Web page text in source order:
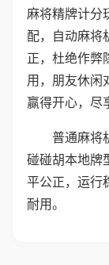
麻将精牌计分
配，自动麻将
正，杜绝作弊
用，朋友休闲
赢得开心，尽
普通麻将
碰碰胡本地牌
平公正，运行
耐用。